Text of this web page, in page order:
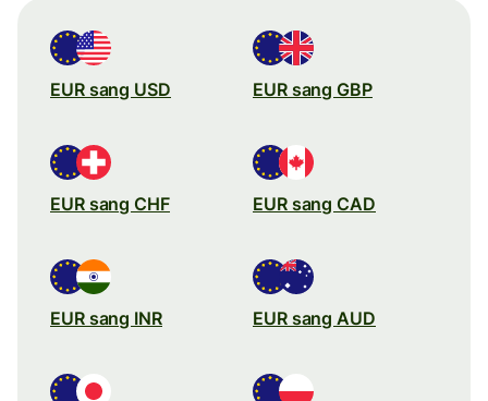
EUR sang USD EUR sang GBP
EUR sang CHF EUR sang CAD
EUR sang INR EUR sang AUD